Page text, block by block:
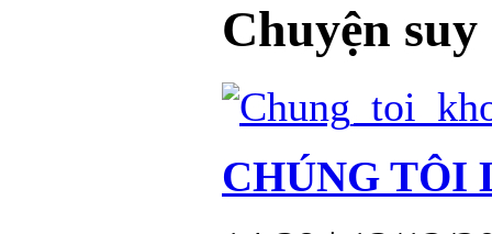
Chuyện suy
CHÚNG TÔI